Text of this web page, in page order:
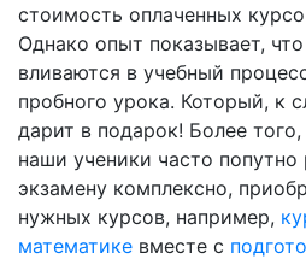
стоимость оплаченных
Однако опыт показывает,
вливаются в учебный
пробного урока. Который, к
дарит в подарок! Более
наши ученики часто
экзамену комплексно,
нужных курсов, например,
математике вместе с